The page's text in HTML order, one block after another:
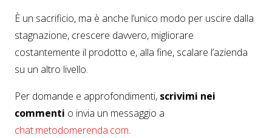
È un sacrificio, ma è anche l’unico modo per uscire dalla
stagnazione, crescere davvero, migliorare
costantemente il prodotto e, alla fine, scalare l’azienda
su un altro livello.
Per domande e approfondimenti, scrivimi nei
commenti o invia un messaggio a
chat.metodomerenda.com.